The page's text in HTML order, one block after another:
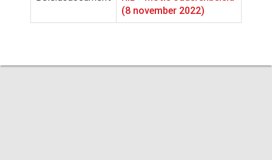
(8 november 2022)